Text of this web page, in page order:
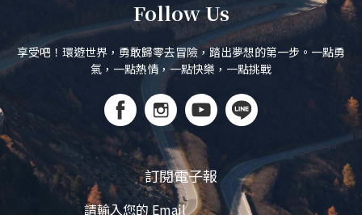
Follow Us
享受吧！環遊世界，勇敢歸零去冒險，踏出夢想的第一步。一點勇
氣，一點熱情，一點快樂，一點挑戰
訂閱電子報